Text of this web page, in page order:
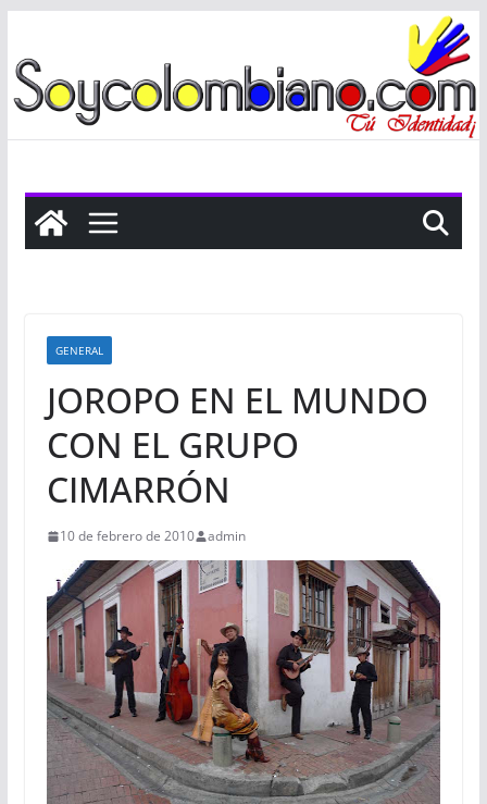
al
contenido
GENERAL
JOROPO EN EL MUNDO
CON EL GRUPO
CIMARRÓN
10 de febrero de 2010 admin